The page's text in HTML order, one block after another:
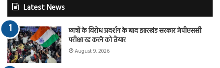
Latest News
छात्रों के विरोध प्रदर्शन के बाद झारखंड सरकार जेपीएससी
परीक्षा रद्द करने को तैयार
August 9, 2026